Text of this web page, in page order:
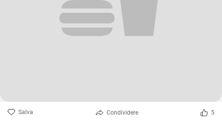
Salva Condividere 5